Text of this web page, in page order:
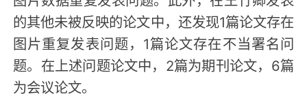
的其他未被反映的论文中，还发现1篇论文存在
图片重复发表问题，1篇论文存在不当署名问
题。在上述问题论文中，2篇为期刊论文，6篇
为会议论文。